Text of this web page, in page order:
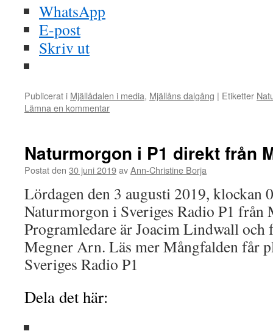
WhatsApp
E-post
Skriv ut
Publicerat i Mjällådalen i media, Mjällåns dalgång | Etiketter
Lämna en kommentar
Naturmorgon i P1 direkt från
Postat den 30 juni 2019avAnn-Christine Borja
Lördagen den 3 augusti 2019, klockan
Naturmorgon i Sveriges Radio P1 från
Programledare är Joacim Lindwall
Megner Arn. Läs mer Mångfalden får
Sveriges Radio P1
Dela det här: